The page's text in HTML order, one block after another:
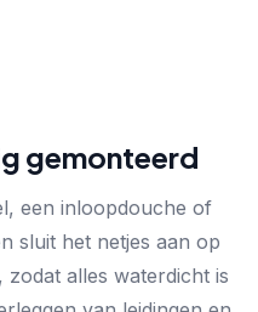
gemonteerd
een inloopdouche of
sluit het netjes aan op
alles waterdicht is